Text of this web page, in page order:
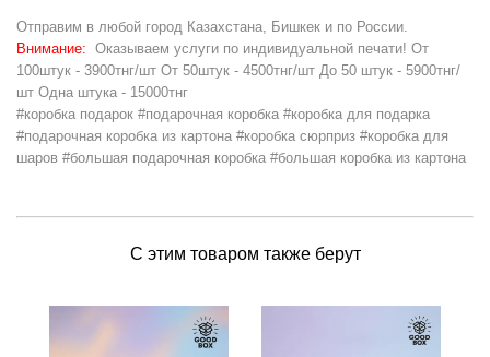
Отправим в любой город Казахстана, Бишкек и по России.
Внимание: Оказываем услуги по индивидуальной печати! От
100штук - 3900тнг/шт От 50штук - 4500тнг/шт До 50 штук - 5900тнг/
шт Одна штука - 15000тнг
#коробка подарок #подарочная коробка #коробка для подарка
#подарочная коробка из картона #коробка сюрприз #коробка для
шаров #большая подарочная коробка #большая коробка из картона
С этим товаром также берут